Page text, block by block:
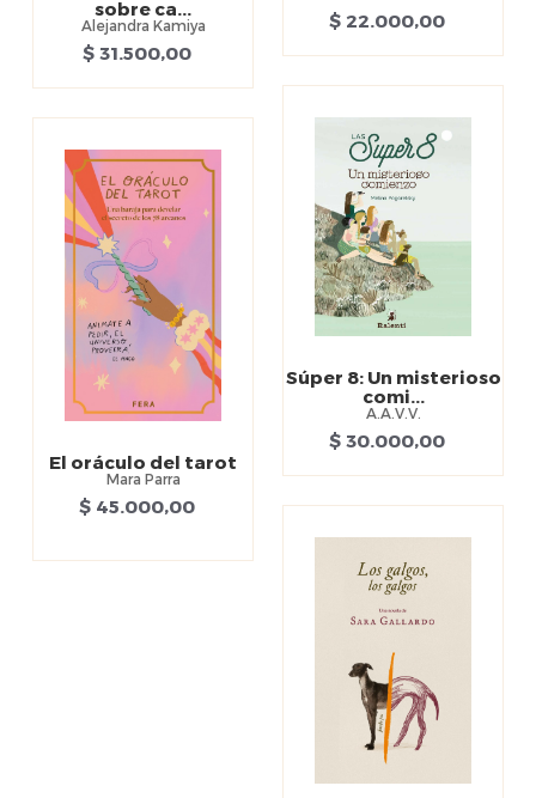
sobre ca...
Alejandra Kamiya
$ 31.500,00
$ 22.000,00
Súper 8: Un misterioso
comi...
A.A.V.V.
$ 30.000,00
El oráculo del tarot
Mara Parra
$ 45.000,00